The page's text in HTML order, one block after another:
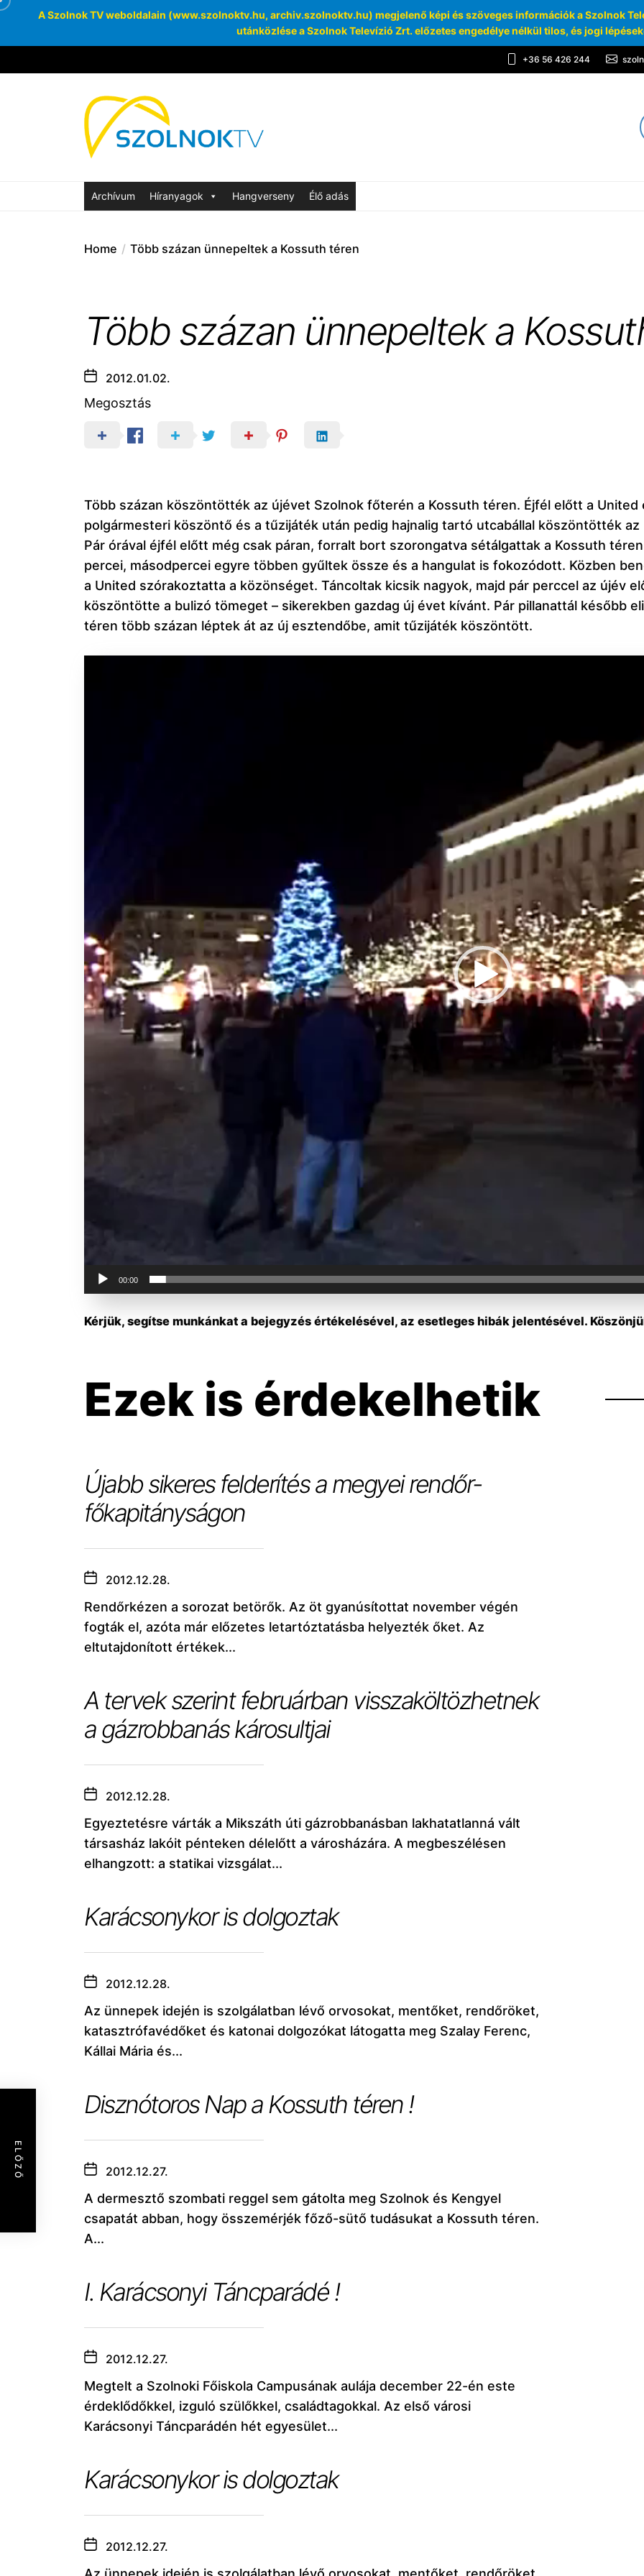
A Szolnok TV weboldalain (www.szolnoktv.hu, archiv.szolnoktv.hu) megjelenő képi és szöveges információk a Szolnok
utánközlése a Szolnok Televízió Zrt. előzetes engedélye nélkül tilos, és jogi
to
+36 56 426 244
SzolnokTV Archívum
Archívum Híranyagok Hangverseny Élő adás
Home Több százan ünnepeltek a Kossuth téren
Több százan ünnepeltek a
2012.01.02.
Megosztás
Több százan köszöntötték az újévet Szolnok főterén a Kossuth téren. Éjfél előtt a
polgármesteri köszöntő és a tűzijáték után pedig hajnalig tartó utcabállal köszöntötték
Pár órával éjfél előtt még csak páran, forralt bort szorongatva sétálgattak a Kossuth
percei, másodpercei egyre többen gyűltek össze és a hangulat is fokozódott. Közben
a United szórakoztatta a közönséget. Táncoltak kicsik nagyok, majd pár perccel az újév
köszöntötte a bulizó tömeget – sikerekben gazdag új évet kívánt. Pár pillanattál később
téren több százan léptek át az új esztendőbe, amit tűzijáték köszöntött.
00:00
Kérjük, segítse munkánkat a bejegyzés értékelésével, az esetleges hibák jelentésével.
ELŐZŐ
Ezek is érdekelhetik
Újabb sikeres felderítés a megyei rendőr-
főkapitányságon
2012.12.28.
Rendőrkézen a sorozat betörők. Az öt gyanúsítottat november végén
fogták el, azóta már előzetes letartóztatásba helyezték őket. Az
eltutajdonított értékek...
A tervek szerint februárban visszaköltözhetnek
a gázrobbanás károsultjai
2012.12.28.
Egyeztetésre várták a Mikszáth úti gázrobbanásban lakhatatlanná vált
társasház lakóit pénteken délelőtt a városházára. A megbeszélésen
elhangzott: a statikai vizsgálat...
Karácsonykor is dolgoztak
2012.12.28.
Az ünnepek idején is szolgálatban lévő orvosokat, mentőket, rendőröket,
katasztrófavédőket és katonai dolgozókat látogatta meg Szalay Ferenc,
Kállai Mária és...
Disznótoros Nap a Kossuth téren !
2012.12.27.
A dermesztő szombati reggel sem gátolta meg Szolnok és Kengyel
csapatát abban, hogy összemérjék főző-sütő tudásukat a Kossuth téren.
A...
I. Karácsonyi Táncparádé !
2012.12.27.
Megtelt a Szolnoki Főiskola Campusának aulája december 22-én este
érdeklődőkkel, izguló szülőkkel, családtagokkal. Az első városi
Karácsonyi Táncparádén hét egyesület...
Karácsonykor is dolgoztak
2012.12.27.